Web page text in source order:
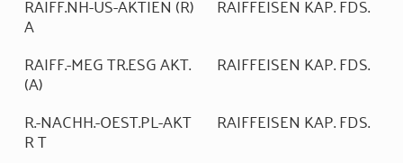
A
RAIFF.-MEG TR.ESG AKT.
(A)
RAIFFEISEN KAP. FDS.
R.-NACHH.-OEST.PL-AKT
R T
RAIFFEISEN KAP. FDS.